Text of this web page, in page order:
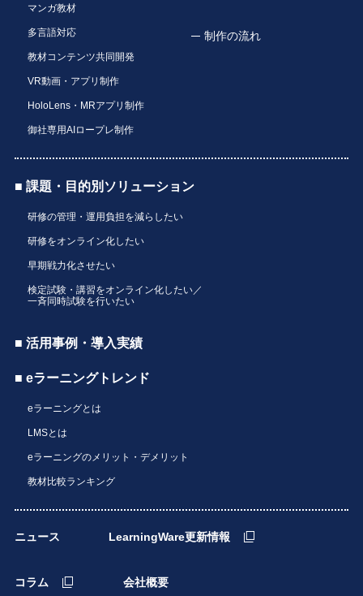
マンガ教材
多言語対応
教材コンテンツ共同開発
VR動画・アプリ制作
HoloLens・MRアプリ制作
御社専用AIロープレ制作
制作の流れ
■ 課題・目的別ソリューション
研修の管理・運用負担を減らしたい
研修をオンライン化したい
早期戦力化させたい
検定試験・講習をオンライン化したい／
一斉同時試験を行いたい
■ 活用事例・導入実績
■ eラーニングトレンド
eラーニングとは
LMSとは
eラーニングのメリット・デメリット
教材比較ランキング
ニュース LearningWare更新情報
コラム 会社概要